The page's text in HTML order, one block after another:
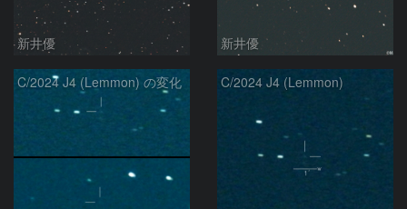
新井優 新井優
C/2024 J4 (Lemmon) の変化 C/2024 J4 (Lemmon)